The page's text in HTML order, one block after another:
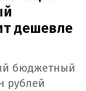
дешевле
бюджетный
рублей